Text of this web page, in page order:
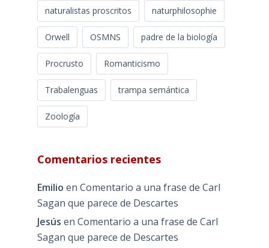
naturalistas proscritos naturphilosophie
Orwell OSMNS padre de la biología
Procrusto Romanticismo
Trabalenguas trampa semántica
Zoología
Comentarios recientes
Emilio en Comentario a una frase de Carl
Sagan que parece de Descartes
Jesús en Comentario a una frase de Carl
Sagan que parece de Descartes